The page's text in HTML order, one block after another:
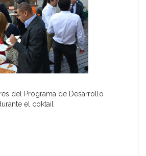
del Programa de Desarrollo
el coktail